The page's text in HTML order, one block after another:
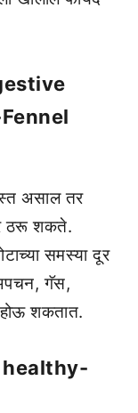
असाल तर
ठरू शकते.
समस्या दूर
गॅस,
होऊ शकतात.
healthy-